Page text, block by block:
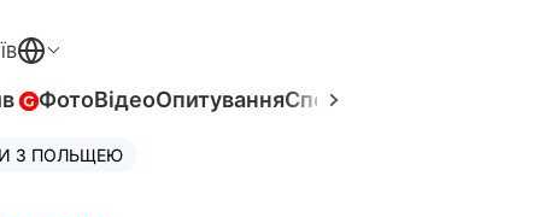
ФотоВідеоОпитуванняСпецпроєкти
З ПОЛЬЩЕЮ